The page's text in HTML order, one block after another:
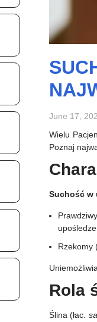
June 17,
Wielu
Poznaj
Suchość w
Rzekomy
Rola
Ślina (łac.